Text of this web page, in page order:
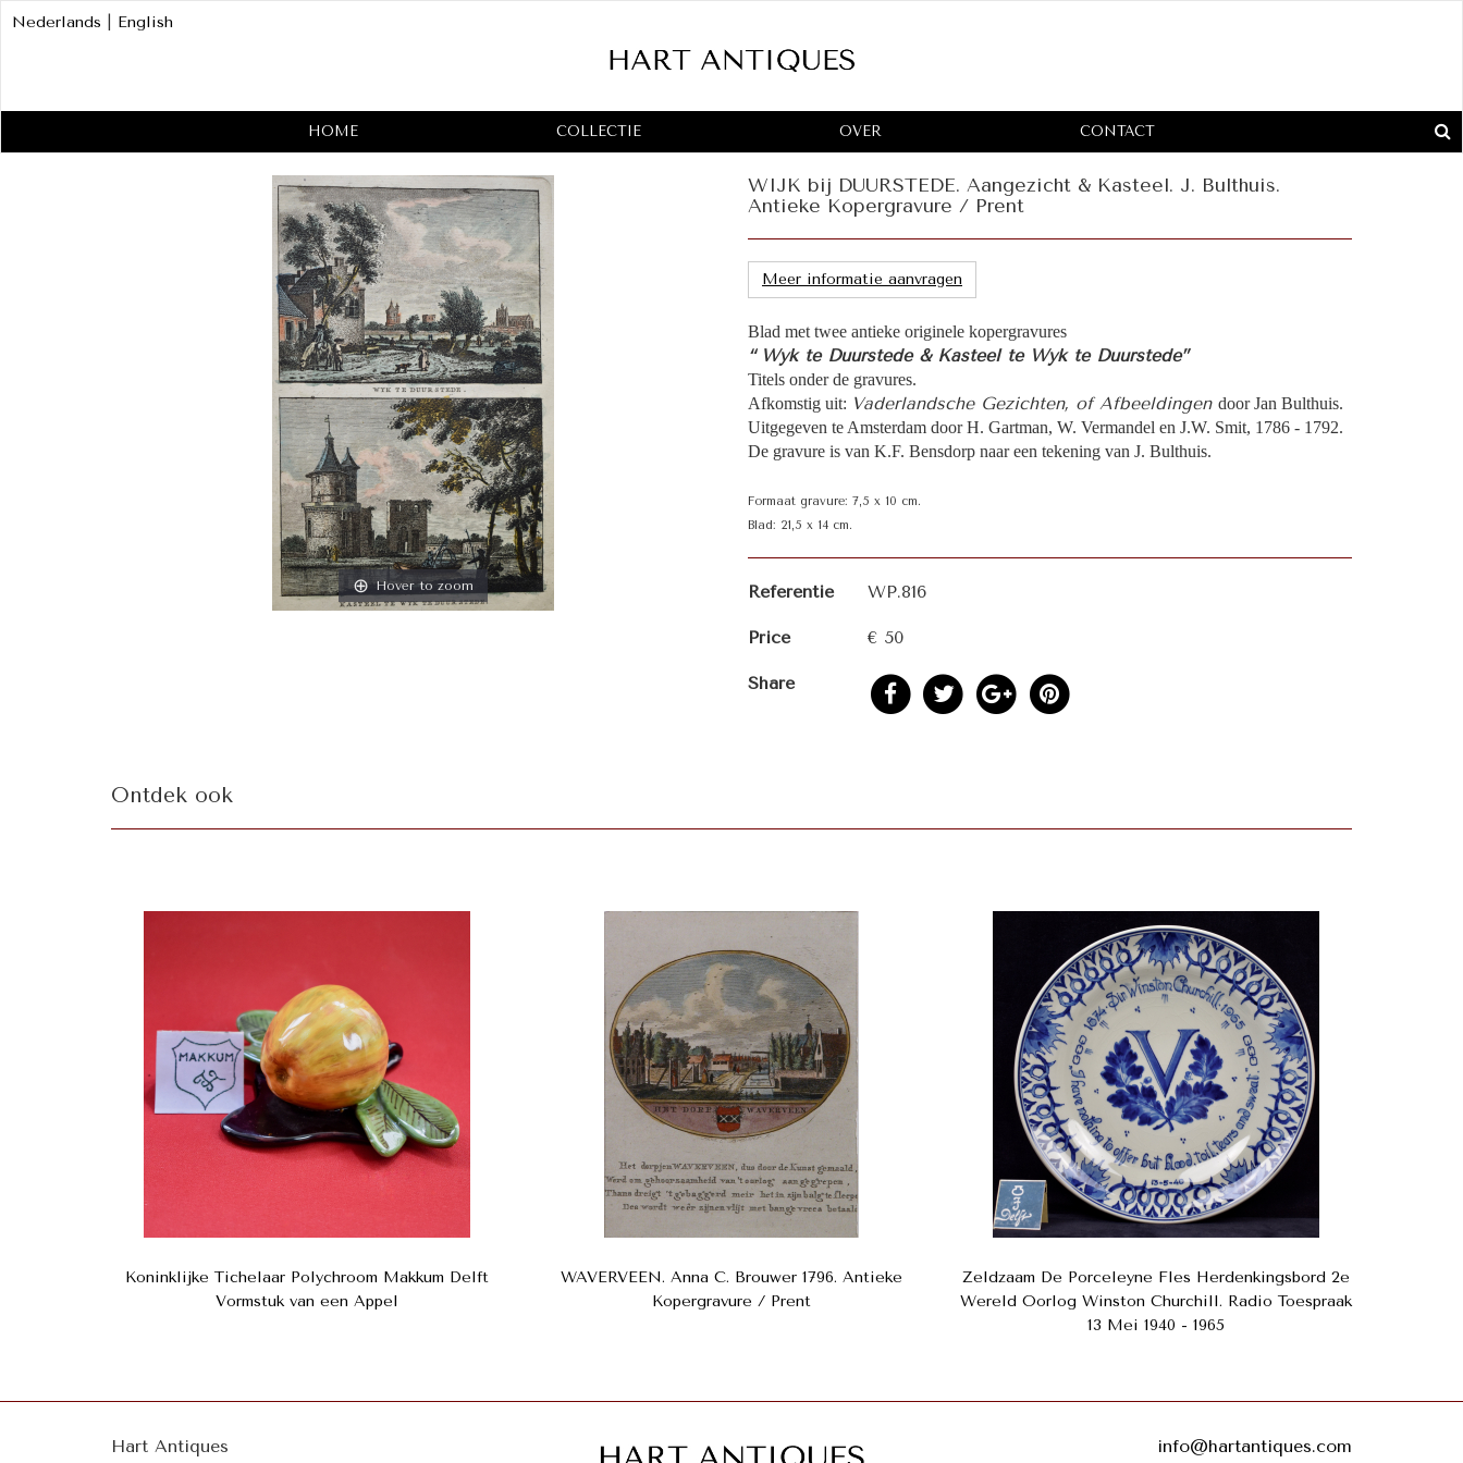
HOME COLLECTIE OVER CONTACT
Nederlands English
Hover to zoom
WIJK bij DUURSTEDE. Aangezicht & Kasteel. J. Bulthuis.
Antieke Kopergravure / Prent
Meer informatie aanvragen
Blad met twee antieke originele kopergravures
“ Wyk te Duurstede & Kasteel te Wyk te Duurstede”
Titels onder de gravures.
Afkomstig uit: Vaderlandsche Gezichten, of Afbeeldingen door Jan Bulthuis.
Uitgegeven te Amsterdam door H. Gartman, W. Vermandel en J.W. Smit, 1786 - 1792.
De gravure is van K.F. Bensdorp naar een tekening van J. Bulthuis.
Formaat gravure: 7,5 x 10 cm.
Blad: 21,5 x 14 cm.
Referentie WP.816
Price € 50
Share
Ontdek ook
Koninklijke Tichelaar Polychroom Makkum Delft
Vormstuk van een Appel
WAVERVEEN. Anna C. Brouwer 1796. Antieke
Kopergravure / Prent
Zeldzaam De Porceleyne Fles Herdenkingsbord 2e
Wereld Oorlog Winston Churchill. Radio Toespraak
13 Mei 1940 - 1965
Hart Antiques
info@hartantiques.com